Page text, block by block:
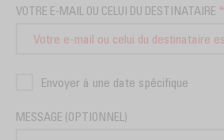
VOTRE E-MAIL OU CELUI DU DESTINATAIRE *
Envoyer à une date spécifique
MESSAGE (OPTIONNEL)